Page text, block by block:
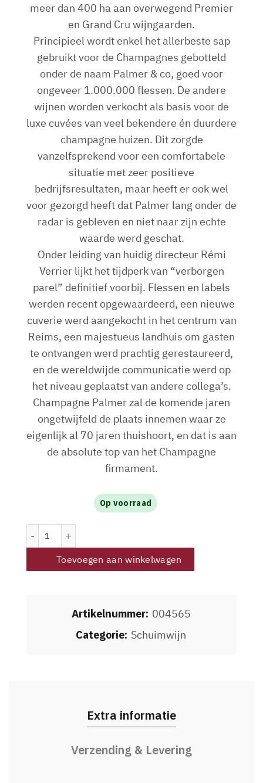
meer dan 400 ha aan overwegend Premier
en Grand Cru wijngaarden.
Principieel wordt enkel het allerbeste sap
gebruikt voor de Champagnes gebotteld
onder de naam Palmer & co, goed voor
ongeveer 1.000.000 flessen. De andere
wijnen worden verkocht als basis voor de
luxe cuvées van veel bekendere én duurdere
champagne huizen. Dit zorgde
vanzelfsprekend voor een comfortabele
situatie met zeer positieve
bedrijfsresultaten, maar heeft er ook wel
voor gezorgd heeft dat Palmer lang onder de
radar is gebleven en niet naar zijn echte
waarde werd geschat.
Onder leiding van huidig directeur Rémi
Verrier lijkt het tijdperk van “verborgen
parel” definitief voorbij. Flessen en labels
werden recent opgewaardeerd, een nieuwe
cuverie werd aangekocht in het centrum van
Reims, een majestueus landhuis om gasten
te ontvangen werd prachtig gerestaureerd,
en de wereldwijde communicatie werd op
het niveau geplaatst van andere collega’s.
Champagne Palmer zal de komende jaren
ongetwijfeld de plaats innemen waar ze
eigenlijk al 70 jaren thuishoort, en dat is aan
de absolute top van het Champagne
firmament.
Op voorraad
Toevoegen aan winkelwagen
Artikelnummer: 004565
Categorie: Schuimwijn
Extra informatie
Verzending & Levering